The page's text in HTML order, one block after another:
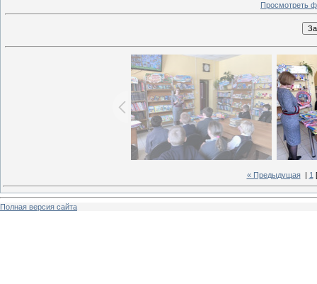
Просмотреть
« Предыдущая| 1 [
Полная версия сайта